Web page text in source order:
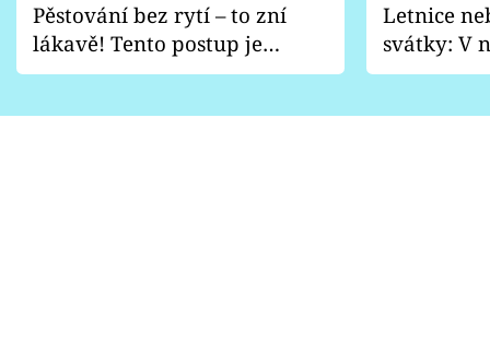
Pěstování bez rytí – to zní
lákavě! Tento postup je
vhodný jen pro některé
Letnice
svátky: V
pondělí